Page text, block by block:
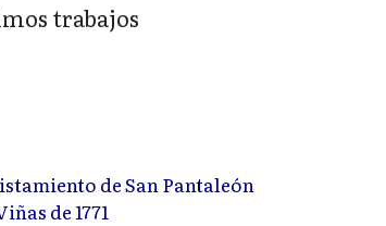
trabajos
de San Pantaleón
de 1771